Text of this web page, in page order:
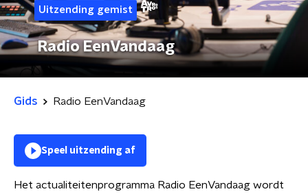
Uitzending gemist
Radio EenVandaag
Gids Radio EenVandaag
Speel uitzending af
Het actualiteitenprogramma Radio EenVandaag wordt